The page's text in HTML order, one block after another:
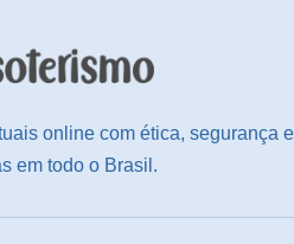
online com ética, segurança e
em todo o Brasil.